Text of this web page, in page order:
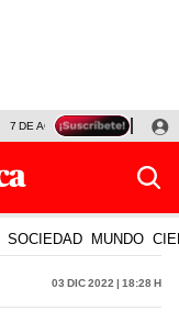
7 DE AGOSTO OLLANTA
SOCIEDAD MUNDO
03 Dic 2022 | 18:28 h